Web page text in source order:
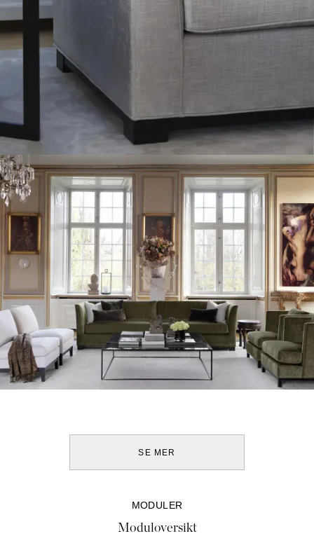
SE MER
MODULER
Moduloversikt